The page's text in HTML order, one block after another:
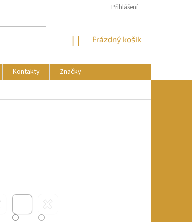
KDE NÁS NAJDETE
Přihlášení
NÁKUPNÍ
Prázdný košík
Kontakty
Značky